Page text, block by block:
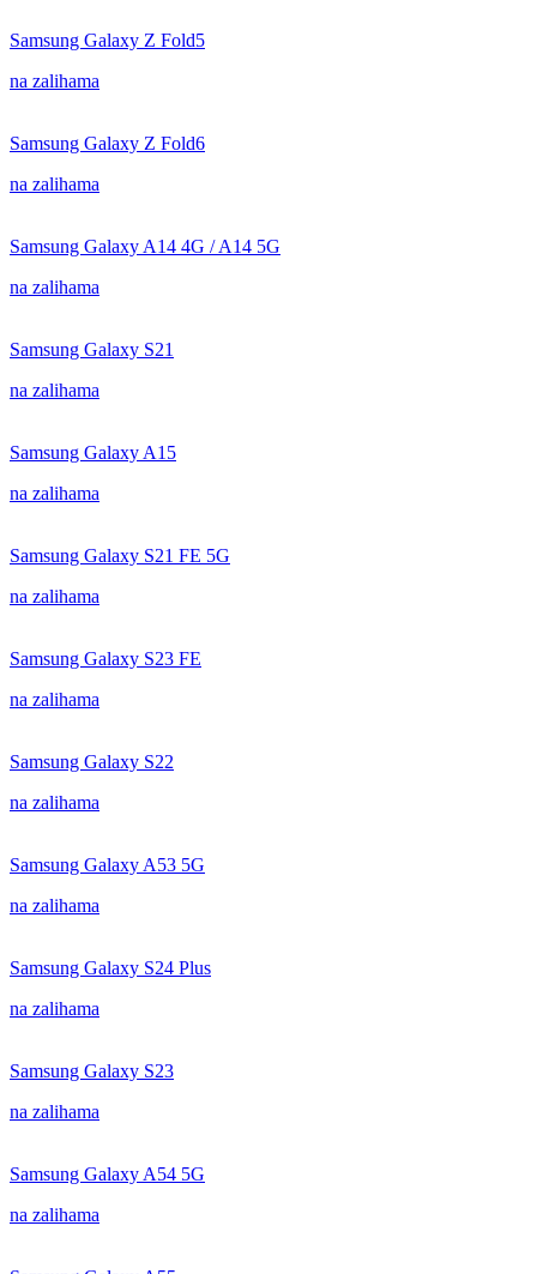
Samsung Galaxy Z Fold5
na zalihama
Samsung Galaxy Z Fold6
na zalihama
Samsung Galaxy A14 4G / A14 5G
na zalihama
Samsung Galaxy S21
na zalihama
Samsung Galaxy A15
na zalihama
Samsung Galaxy S21 FE 5G
na zalihama
Samsung Galaxy S23 FE
na zalihama
Samsung Galaxy S22
na zalihama
Samsung Galaxy A53 5G
na zalihama
Samsung Galaxy S24 Plus
na zalihama
Samsung Galaxy S23
na zalihama
Samsung Galaxy A54 5G
na zalihama